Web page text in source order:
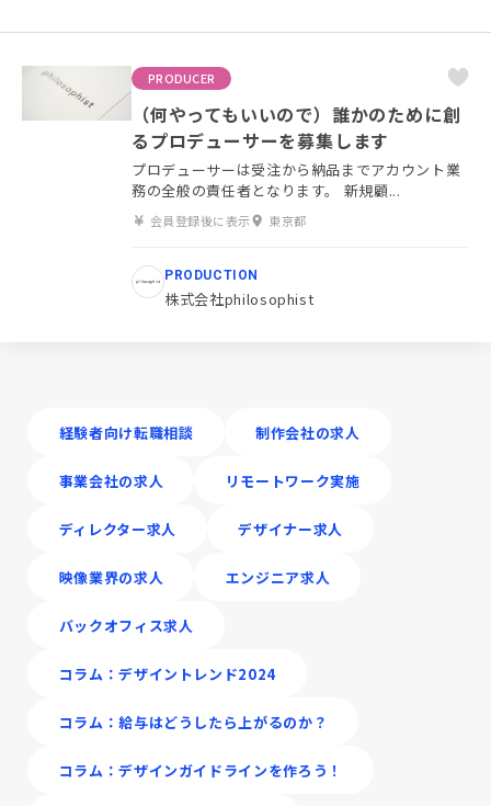
PRODUCER
（何やってもいいので）誰かのために創
るプロデューサーを募集します
プロデューサーは受注から納品までアカウント業
務の全般の責任者となります。 新規顧...
会員登録後に表示 東京都
PRODUCTION
株式会社philosophist
経験者向け転職相談 制作会社の求人
事業会社の求人 リモートワーク実施
ディレクター求人 デザイナー求人
映像業界の求人 エンジニア求人
バックオフィス求人
コラム：デザイントレンド2024
コラム：給与はどうしたら上がるのか？
コラム：デザインガイドラインを作ろう！